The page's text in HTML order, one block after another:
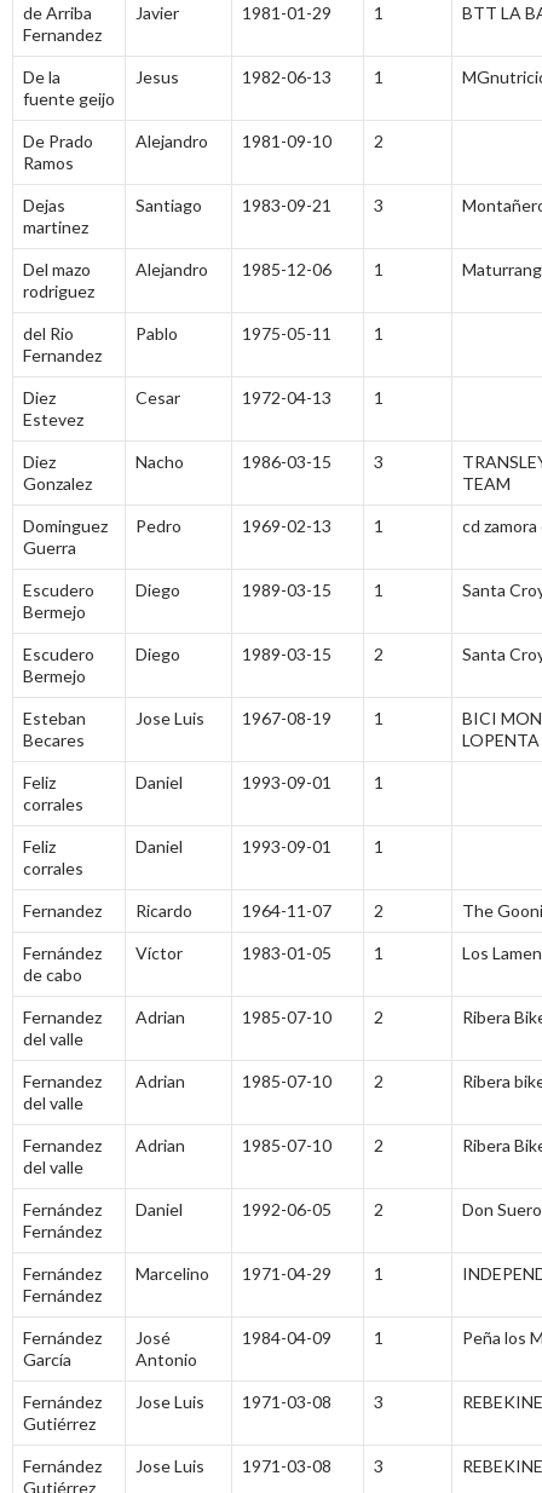
de Arriba
Fernandez
Javier 1981-01-29 1 BTT LA
De la
fuente geijo
Jesus 1982-06-13 1
De Prado
Ramos
Alejandro 1981-09-10 2
Dejas
martinez
Santiago 1983-09-21 3
Del mazo
rodriguez
Alejandro 1985-12-06 1
del Rio
Fernandez
Pablo 1975-05-11 1
Diez
Estevez
Cesar 1972-04-13 1
Diez
Gonzalez
Nacho 1986-03-15 3
TEAM
Dominguez
Guerra
Pedro 1969-02-13 1 cd zamora
Escudero
Bermejo
Diego 1989-03-15 1 Santa
Escudero
Bermejo
Diego 1989-03-15 2 Santa
Esteban
Becares
Jose Luis 1967-08-19 1
BICI
LOPENTA
Feliz
corrales
Daniel 1993-09-01 1
Feliz
corrales
Daniel 1993-09-01 1
Fernandez Ricardo 1964-11-07 2 The
Fernández
de cabo
Víctor 1983-01-05 1 Los
Fernandez
del valle
Adrian 1985-07-10 2 Ribera
Fernandez
del valle
Adrian 1985-07-10 2 Ribera
Fernandez
del valle
Adrian 1985-07-10 2 Ribera
Fernández
Fernández
Daniel 1992-06-05 2 Don
Fernández
Fernández
Marcelino 1971-04-29 1
Fernández
García
José
Antonio
1984-04-09 1 Peña los
Fernández
Gutiérrez
Jose Luis 1971-03-08 3
Fernández
Gutiérrez
Jose Luis 1971-03-08 3